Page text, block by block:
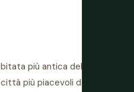
più antica del
più piacevoli del